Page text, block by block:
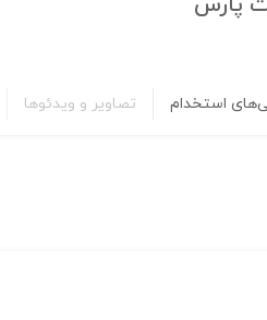
استخدام تصاویر و ویدئوها